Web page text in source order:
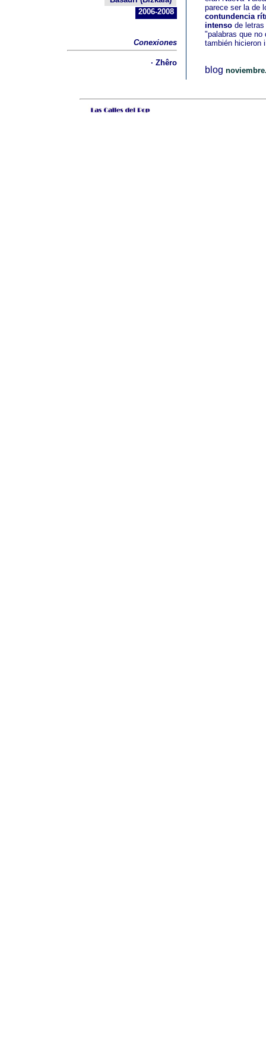
parece ser la de
contundencia
intenso de
"palabras que no
también hicieron
blog
2006-2008
Conexiones
· Zhêro